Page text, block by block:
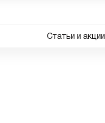
Статьи и акции